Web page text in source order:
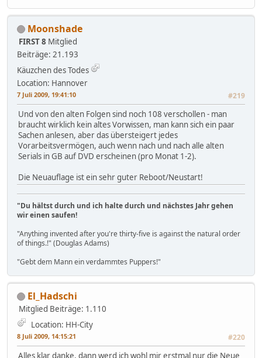
Moonshade
FIRST 8 Mitglied
Beiträge: 21.193
Käuzchen des Todes
Location: Hannover
7 Juli 2009, 19:41:10 #219
Und von den alten Folgen sind noch 108 verschollen - man
braucht wirklich kein altes Vorwissen, man kann sich ein paar
Sachen anlesen, aber das übersteigert jedes
Vorarbeitsvermögen, auch wenn nach und nach alle alten
Serials in GB auf DVD erscheinen (pro Monat 1-2).
Die Neuauflage ist ein sehr guter Reboot/Neustart!
"Du hältst durch und ich halte durch und nächstes Jahr gehen
wir einen saufen!
"Anything invented after you're thirty-five is against the natural order
of things.!" (Douglas Adams)
"Gebt dem Mann ein verdammtes Puppers!"
El_Hadschi
Mitglied Beiträge: 1.110
Location: HH-City
8 Juli 2009, 14:15:21 #220
Alles klar danke, dann werd ich wohl mir erstmal nur die Neue